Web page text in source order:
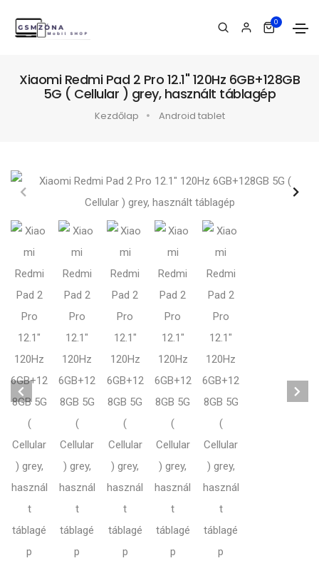
0
Xiaomi Redmi Pad 2 Pro 12.1" 120Hz 6GB+128GB
5G ( Cellular ) grey, használt táblagép
Kezdőlap Android tablet